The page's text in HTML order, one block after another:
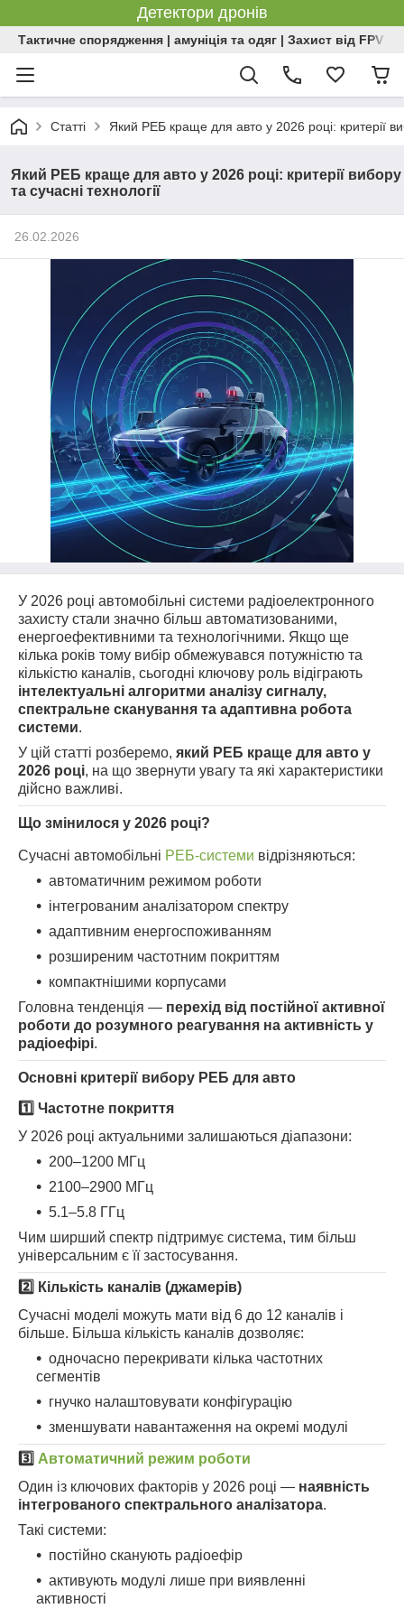
Детектори дронів
Тактичне спорядження | амуніція та одяг | Захист від FPV |
Статті Який РЕБ краще для авто у 2026 році: критерії
Який РЕБ краще для авто у 2026 році: критерії вибору
та сучасні технології
26.02.2026
У 2026 році автомобільні системи радіоелектронного
захисту стали значно більш автоматизованими,
енергоефективними та технологічними. Якщо ще
кілька років тому вибір обмежувався потужністю та
кількістю каналів, сьогодні ключову роль відіграють
інтелектуальні алгоритми аналізу сигналу,
спектральне сканування та адаптивна робота
системи.
У цій статті розберемо, який РЕБ краще для авто у
2026 році, на що звернути увагу та які характеристики
дійсно важливі.
Що змінилося у 2026 році?
Сучасні автомобільні РЕБ-системи відрізняються:
автоматичним режимом роботи
інтегрованим аналізатором спектру
адаптивним енергоспоживанням
розширеним частотним покриттям
компактнішими корпусами
Головна тенденція — перехід від постійної активної
роботи до розумного реагування на активність у
радіоефірі.
Основні критерії вибору РЕБ для авто
1️⃣ Частотне покриття
У 2026 році актуальними залишаються діапазони:
200–1200 МГц
2100–2900 МГц
5.1–5.8 ГГц
Чим ширший спектр підтримує система, тим більш
універсальним є її застосування.
2️⃣ Кількість каналів (джамерів)
Сучасні моделі можуть мати від 6 до 12 каналів і
більше. Більша кількість каналів дозволяє:
одночасно перекривати кілька частотних
сегментів
гнучко налаштовувати конфігурацію
зменшувати навантаження на окремі модулі
3️⃣ Автоматичний режим роботи
Один із ключових факторів у 2026 році — наявність
інтегрованого спектрального аналізатора.
Такі системи:
постійно сканують радіоефір
активують модулі лише при виявленні
активності